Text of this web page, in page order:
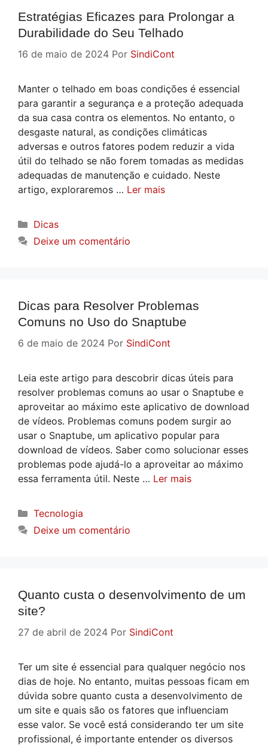
Estratégias Eficazes para Prolongar a
Durabilidade do Seu Telhado
16 de maio de 2024 Por SindiCont
Manter o telhado em boas condições é essencial
para garantir a segurança e a proteção adequada
da sua casa contra os elementos. No entanto, o
desgaste natural, as condições climáticas
adversas e outros fatores podem reduzir a vida
útil do telhado se não forem tomadas as medidas
adequadas de manutenção e cuidado. Neste
artigo, exploraremos … Ler mais
Categorias
Dicas
Deixe um comentário
Dicas para Resolver Problemas
Comuns no Uso do Snaptube
6 de maio de 2024 Por SindiCont
Leia este artigo para descobrir dicas úteis para
resolver problemas comuns ao usar o Snaptube e
aproveitar ao máximo este aplicativo de download
de vídeos. Problemas comuns podem surgir ao
usar o Snaptube, um aplicativo popular para
download de vídeos. Saber como solucionar esses
problemas pode ajudá-lo a aproveitar ao máximo
essa ferramenta útil. Neste … Ler mais
Categorias
Tecnologia
Deixe um comentário
Quanto custa o desenvolvimento de um
site?
27 de abril de 2024 Por SindiCont
Ter um site é essencial para qualquer negócio nos
dias de hoje. No entanto, muitas pessoas ficam em
dúvida sobre quanto custa a desenvolvimento de
um site e quais são os fatores que influenciam
esse valor. Se você está considerando ter um site
profissional, é importante entender os diversos